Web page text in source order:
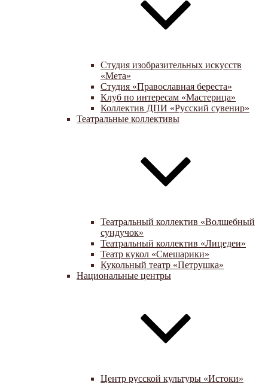
Студия изобразительных искусств
«Мета»
Студия «Православная береста»
Клуб по интересам «Мастерица»
Коллектив ДПИ «Русский сувенир»
Театральные коллективы
Театральный коллектив «Волшебный
сундучок»
Театральный коллектив «Лицедеи»
Театр кукол «Смешарики»
Кукольный театр «Петрушка»
Национальные центры
Центр русской культуры «Истоки»